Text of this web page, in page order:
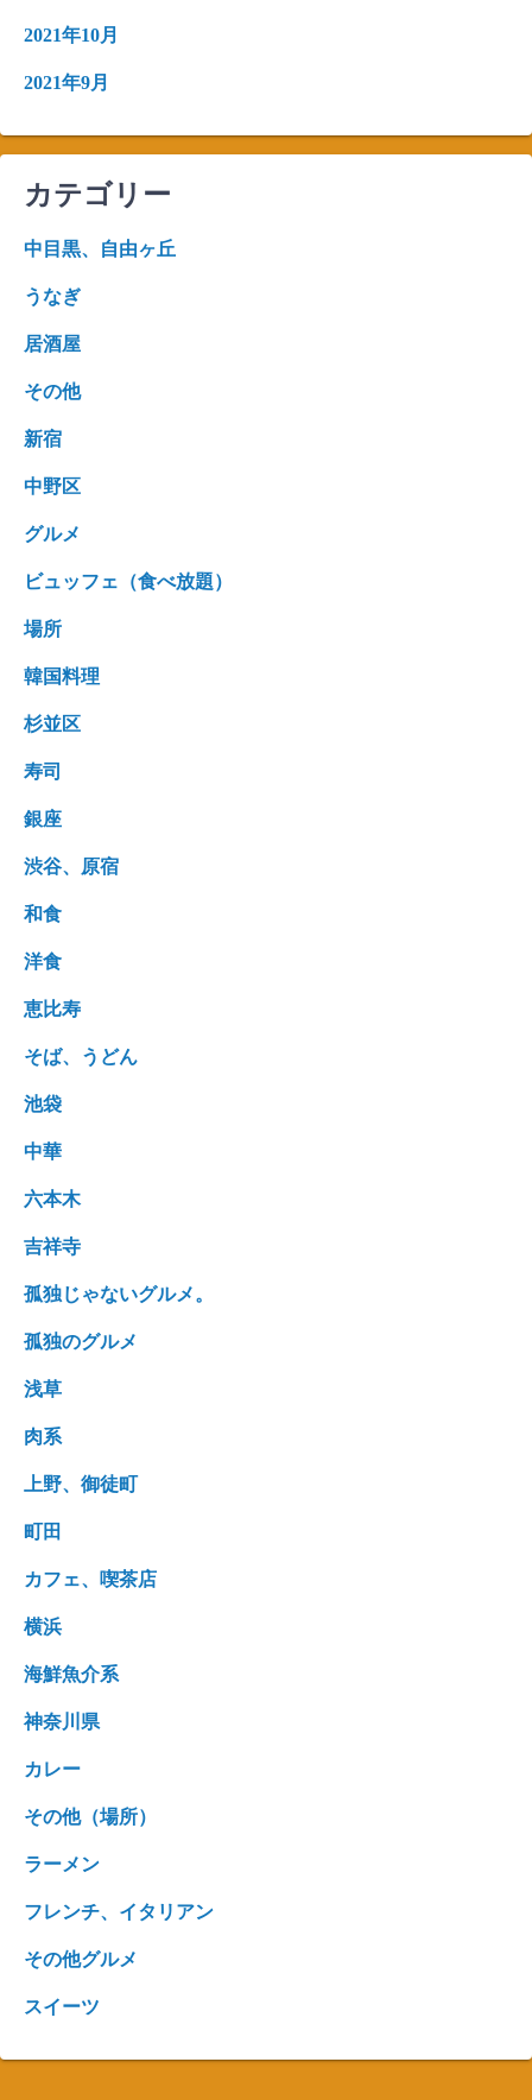
2021年10月
2021年9月
カテゴリー
中目黒、自由ヶ丘
うなぎ
居酒屋
その他
新宿
中野区
グルメ
ビュッフェ（食べ放題）
場所
韓国料理
杉並区
寿司
銀座
渋谷、原宿
和食
洋食
恵比寿
そば、うどん
池袋
中華
六本木
吉祥寺
孤独じゃないグルメ。
孤独のグルメ
浅草
肉系
上野、御徒町
町田
カフェ、喫茶店
横浜
海鮮魚介系
神奈川県
カレー
その他（場所）
ラーメン
フレンチ、イタリアン
その他グルメ
スイーツ